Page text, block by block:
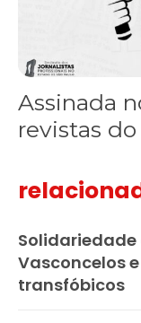
Assinada
revistas
Vasconcelos
transfóbicos